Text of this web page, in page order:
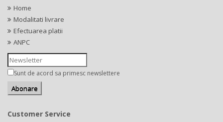
Home
Modalitati livrare
Efectuarea platii
ANPC
Sunt de acord sa primesc newslettere
Customer Service